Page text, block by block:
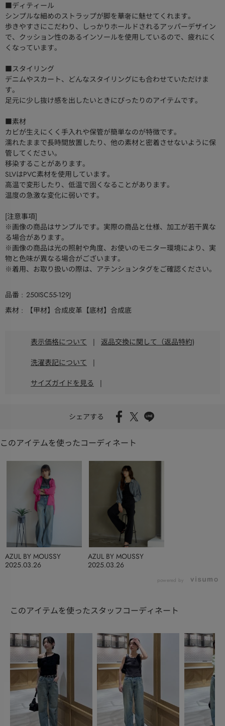
■ディティール
シンプルな細めのストラップが脚を華奢に魅せてくれます。
歩きやすさにこだわり、しっかりホールドされるアッパーデザイン
で、クッション性のあるインソールを使用しているので、疲れにく
くなっています。
■スタイリング
デニムやスカート、どんなスタイリングにも合わせていただけま
す。
足元に少し抜け感を出したいときにぴったりのアイテムです。
■素材
カビが生えにくく手入れや保管が簡単なのが特徴です。
濡れたままで長時間放置したり、他の素材と密着させないように保
管してください。
移染することがあります。
SLVはPVC素材を使用しています。
高温で変形したり、低温で固くなることがあります。
温度の急激な変化に弱いです。
[注意事項]
※画像の商品はサンプルです。実際の商品と仕様、加工が若干異な
る場合があります。
※画像の商品は光の照射や角度、お使いのモニター環境により、実
物と色味が異なる場合がございます。
※着用、お取り扱いの際は、アテンションタグをご確認ください。
品番
250ISC55-129J
素材
【甲材】合成皮革【底材】合成底
表示価格について | 返品交換に関して（返品特約)
洗濯表記について |
サイズガイドを見る |
シェアする
このアイテムを使ったコーディネート
2025.03.26
AZUL BY MOUSSY
2025.03.26
AZUL BY MOUSSY
powered by
このアイテムを使ったスタッフコーディネート